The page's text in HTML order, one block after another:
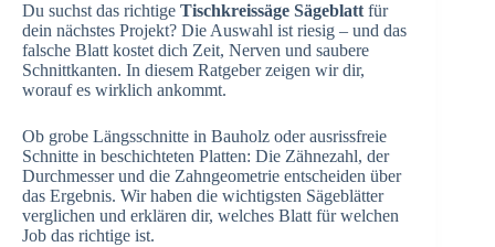
Du suchst das richtige Tischkreissäge Sägeblatt für
dein nächstes Projekt? Die Auswahl ist riesig – und das
falsche Blatt kostet dich Zeit, Nerven und saubere
Schnittkanten. In diesem Ratgeber zeigen wir dir,
worauf es wirklich ankommt.
Ob grobe Längsschnitte in Bauholz oder ausrissfreie
Schnitte in beschichteten Platten: Die Zähnezahl, der
Durchmesser und die Zahngeometrie entscheiden über
das Ergebnis. Wir haben die wichtigsten Sägeblätter
verglichen und erklären dir, welches Blatt für welchen
Job das richtige ist.